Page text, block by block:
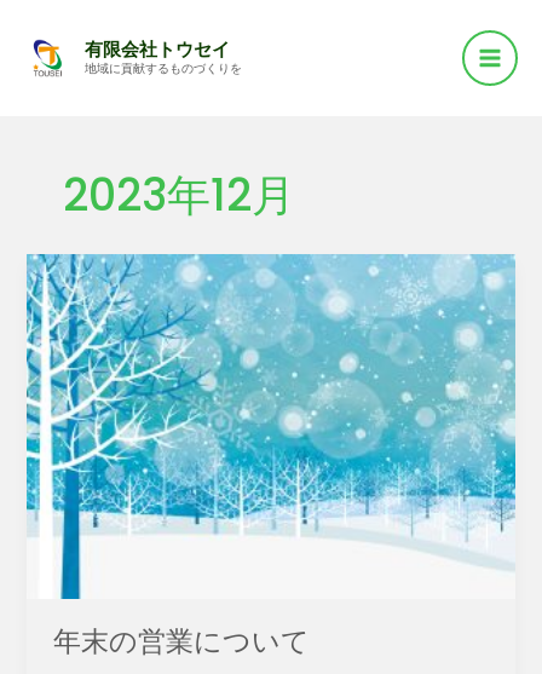
有限会社トウセイ
地域に貢献するものづくりを
2023年12月
年末の営業について
年
末
の
営
業
に
つ
い
て